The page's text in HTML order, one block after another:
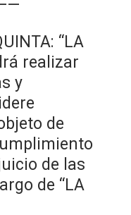
“LA
realizar
y
de
de las
de “LA